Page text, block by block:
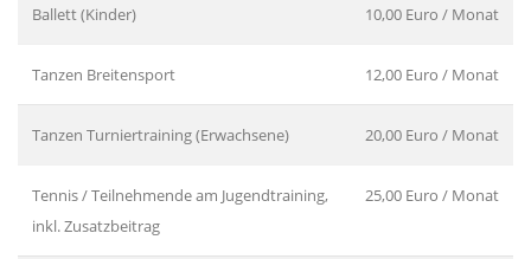
Ballett (Kinder) 10,00 Euro / Monat
Tanzen Breitensport 12,00 Euro / Monat
Tanzen Turniertraining (Erwachsene) 20,00 Euro / Monat
Tennis / Teilnehmende am Jugendtraining,
inkl. Zusatzbeitrag
25,00 Euro / Monat